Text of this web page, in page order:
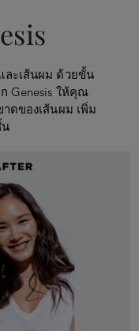
ะเส้นผม ด้วยขั้น
Genesis ให้คุณ
ดของเส้นผม เพิ่ม